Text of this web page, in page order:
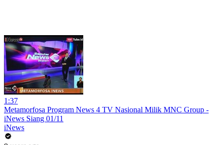
1:37
Metamorfosa Program News 4 TV Nasional Milik MNC Group -
iNews Siang 01/11
iNews